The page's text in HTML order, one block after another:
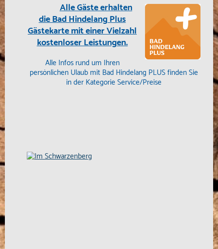
Alle Gäste erhalten
die Bad Hindelang Plus
Gästekarte mit einer Vielzahl
kostenloser Leistungen.
Alle Infos rund um Ihren
persönlichen Ulaub mit Bad Hindelang PLUS finden Sie
in der Kategorie Service/Preise